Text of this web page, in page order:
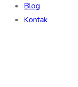
Blog
Kontak